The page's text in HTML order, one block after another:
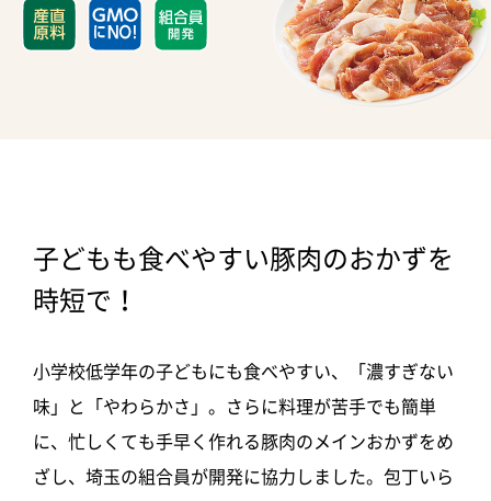
子どもも食べやすい豚肉のおかずを
時短で！
小学校低学年の子どもにも食べやすい、「濃すぎない
味」と「やわらかさ」。さらに料理が苦手でも簡単
に、忙しくても手早く作れる豚肉のメインおかずをめ
ざし、埼玉の組合員が開発に協力しました。包丁いら